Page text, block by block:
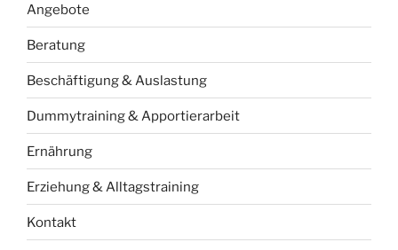
Angebote
Beratung
Beschäftigung & Auslastung
Dummytraining & Apportierarbeit
Ernährung
Erziehung & Alltagstraining
Kontakt